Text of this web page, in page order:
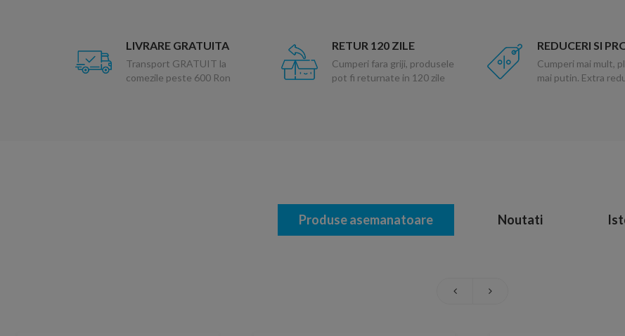
LIVRARE GRATUITA
Transport GRATUIT la
comezile peste 600 Ron
RETUR 120 ZILE
Cumperi fara griji, produsele
pot fi returnate in 120 zile
REDUCERI SI
Cumperi mai mult,
mai putin. Extra
Produse asemanatoare Noutati